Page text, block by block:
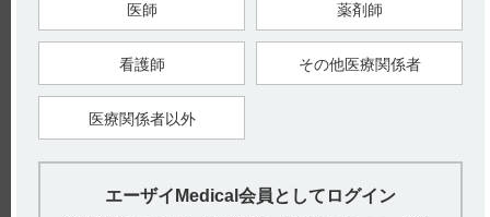
1．肥大型閉塞性心筋症では左室流出路が閉塞しているため、
左室流出路狭窄を増悪させるおそれがあることから禁忌としま
した。（引用5）
2．妊婦又は妊娠している可能性のある女性は禁忌としまし
た。（引用5）
1）コアテック注5mg電子添文 2020年11月改訂（第1版） 2．禁
医師 薬剤師
看護師 その他医療関係者
医療関係者以外
エーザイMedical会員としてログイン